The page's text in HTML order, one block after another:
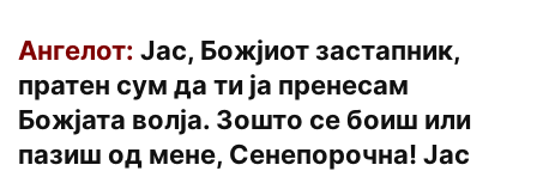
Ангелот: Јас, Божјиот застапник,
пратен сум да ти ја пренесам
Божјата волја. Зошто се боиш или
пазиш од мене, Сенепорочна! Јас